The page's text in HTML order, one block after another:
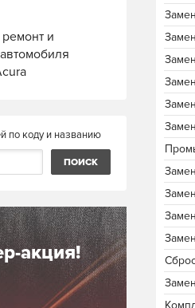
и
по коду и названию
акция!